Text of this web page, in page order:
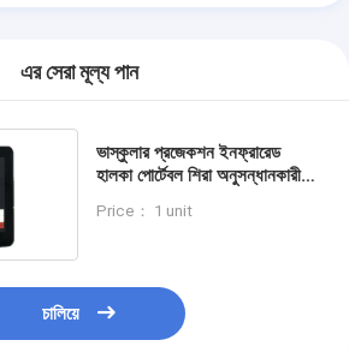
সরঞ্জাম
এর সেরা মূল্য পান
ভাস্কুলার প্রজেকশন ইনফ্রারেড
হালকা পোর্টেবল শিরা অনুসন্ধানকারী
করে
Price： 1 unit
চালিয়ে